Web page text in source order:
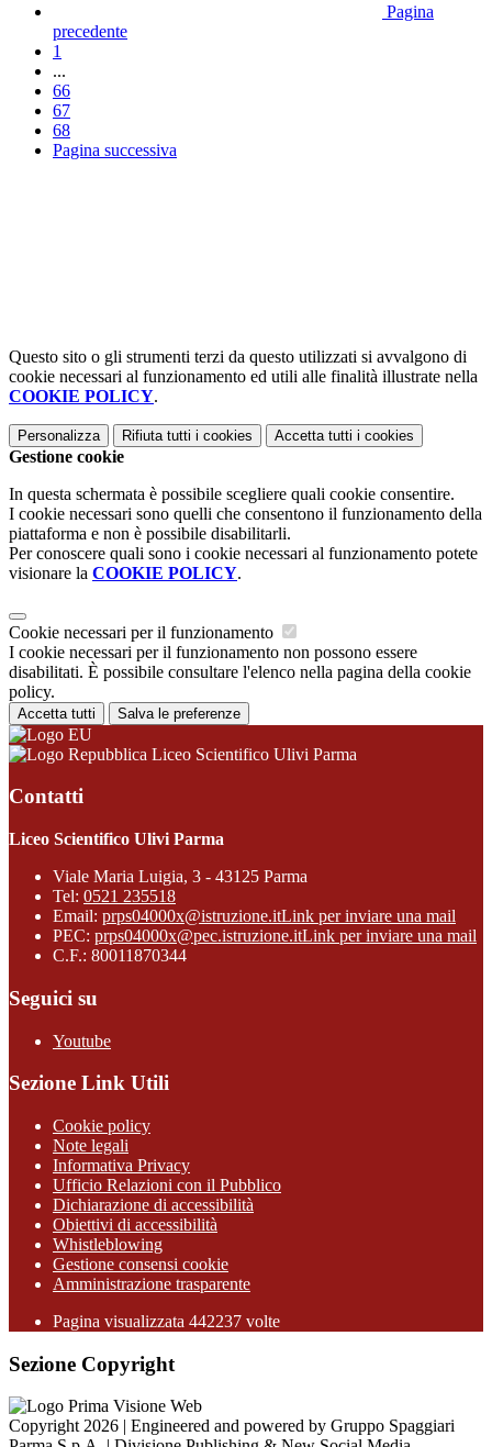
Pagina
precedente
1
...
66
67
68
Pagina successiva
Questo sito o gli strumenti terzi da questo utilizzati si avvalgono di
cookie necessari al funzionamento ed utili alle finalità illustrate nella
COOKIE POLICY.
Personalizza Rifiuta tutti i cookies Accetta tutti i cookies
Gestione cookie
In questa schermata è possibile scegliere quali cookie consentire.
I cookie necessari sono quelli che consentono il funzionamento della
piattaforma e non è possibile disabilitarli.
Per conoscere quali sono i cookie necessari al funzionamento potete
visionare la COOKIE POLICY.
Cookie necessari per il funzionamento
I cookie necessari per il funzionamento non possono essere
disabilitati. È possibile consultare l'elenco nella pagina della cookie
policy.
Accetta tutti Salva le preferenze
Liceo Scientifico Ulivi Parma
Contatti
Liceo Scientifico Ulivi Parma
Viale Maria Luigia, 3 - 43125 Parma
Tel: 0521 235518
Email: prps04000x@istruzione.itLink per inviare una mail
PEC: prps04000x@pec.istruzione.itLink per inviare una mail
C.F.: 80011870344
Seguici su
Youtube
Sezione Link Utili
Cookie policy
Note legali
Informativa Privacy
Ufficio Relazioni con il Pubblico
Dichiarazione di accessibilità
Obiettivi di accessibilità
Whistleblowing
Gestione consensi cookie
Amministrazione trasparente
Pagina visualizzata 442237 volte
Sezione Copyright
Copyright 2026 | Engineered and powered by Gruppo Spaggiari